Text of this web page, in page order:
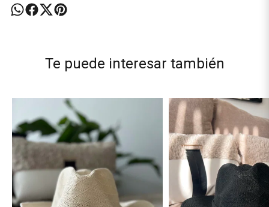
Te puede interesar también